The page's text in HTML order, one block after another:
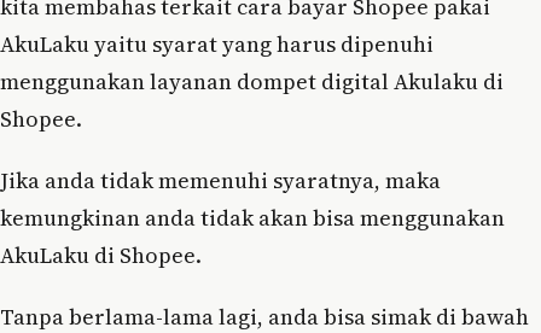
kita membahas terkait cara bayar Shopee pakai
AkuLaku yaitu syarat yang harus dipenuhi
menggunakan layanan dompet digital Akulaku di
Shopee.
Jika anda tidak memenuhi syaratnya, maka
kemungkinan anda tidak akan bisa menggunakan
AkuLaku di Shopee.
Tanpa berlama-lama lagi, anda bisa simak di bawah